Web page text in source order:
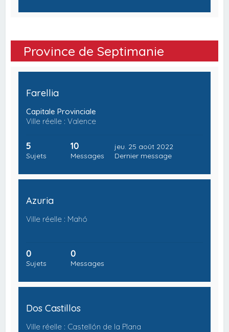
Province de Septimanie
Farellia
Capitale Provinciale
Ville réelle : Valence
5
Sujets
10
Messages
jeu. 25 août 2022
Dernier message
Azuria
Ville réelle : Mahó
0
Sujets
0
Messages
Dos Castillos
Ville réelle : Castellón de la Plana